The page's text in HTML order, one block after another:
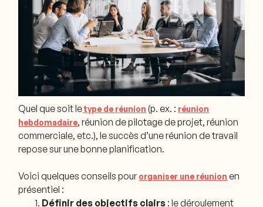
Quel que soit letype de réunion (p. ex. : réunion
hebdomadaire, réunion de pilotage de projet, réunion
commerciale, etc.), le succès d’une réunion de travail
repose sur une bonne planification.
Voici quelques conseils pour organiser une réunion en
présentiel :
Définir des objectifs clairs : le déroulement